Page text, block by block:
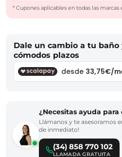
* Cupones aplicables en todas las marcas
Dale un cambio a tu baño
cómodos plazos
¿Necesitas ayuda
Llámanos y te asesoramos
de inmediato!
(34) 858 770 102
LLAMADA GRATUITA